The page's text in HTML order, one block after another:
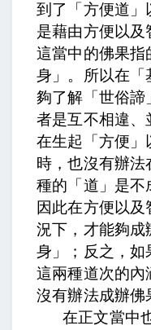
到了「方便道」
是藉由方便以及
這當中的佛果指
身」。所以在「
夠了解「世俗諦
者是互不相違、
在生起「方便」
時，也沒有辦
種的「道」是不
因此在方便以
況下，才能夠成
身」；反之，如
這兩種道次的內
沒有辦法成辦佛
在正文當中